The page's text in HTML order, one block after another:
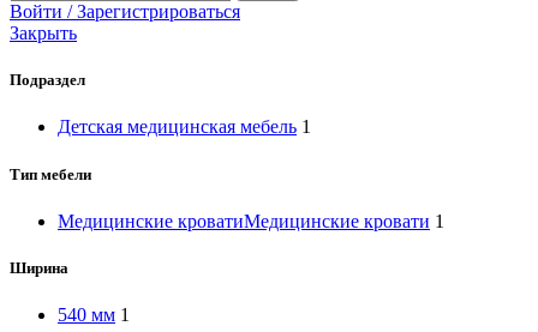
Войти / Зарегистрироваться
Закрыть
Подраздел
Детская медицинская мебель 1
Тип мебели
Медицинские кроватиМедицинские кровати 1
Ширина
540 мм 1